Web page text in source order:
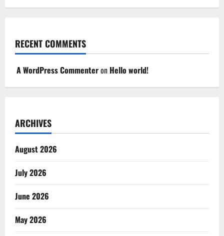
RECENT COMMENTS
A WordPress Commenteron Hello world!
ARCHIVES
August 2026
July 2026
June 2026
May 2026